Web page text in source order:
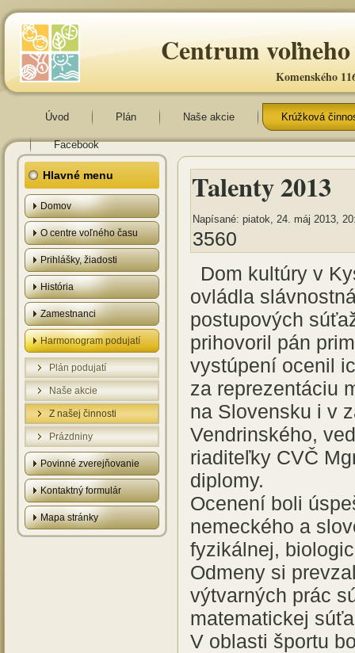
Centrum voľneho
Komenského
Úvod Plán Naše akcie Krúžková
Facebook
Hlavné menu
Domov
O centre voľného času
Prihlášky, žiadosti
História
Zamestnanci
Harmonogram podujatí
Plán podujatí
Naše akcie
Z našej činnosti
Prázdniny
Povinné zverejňovanie
Kontaktný formulár
Mapa stránky
Talenty 2013
Napísané: piatok, 24. máj 2013,
3560
Dom kultúry v
ovládla
postupových
prihovoril pán
vystúpení ocenil
za reprezentáciu
na Slovensku i v
Vendrinského,
riaditeľky CVČ
diplomy.
Ocenení boli
nemeckého a
fyzikálnej,
Odmeny si
výtvarných prác
matematickej
V oblasti športu